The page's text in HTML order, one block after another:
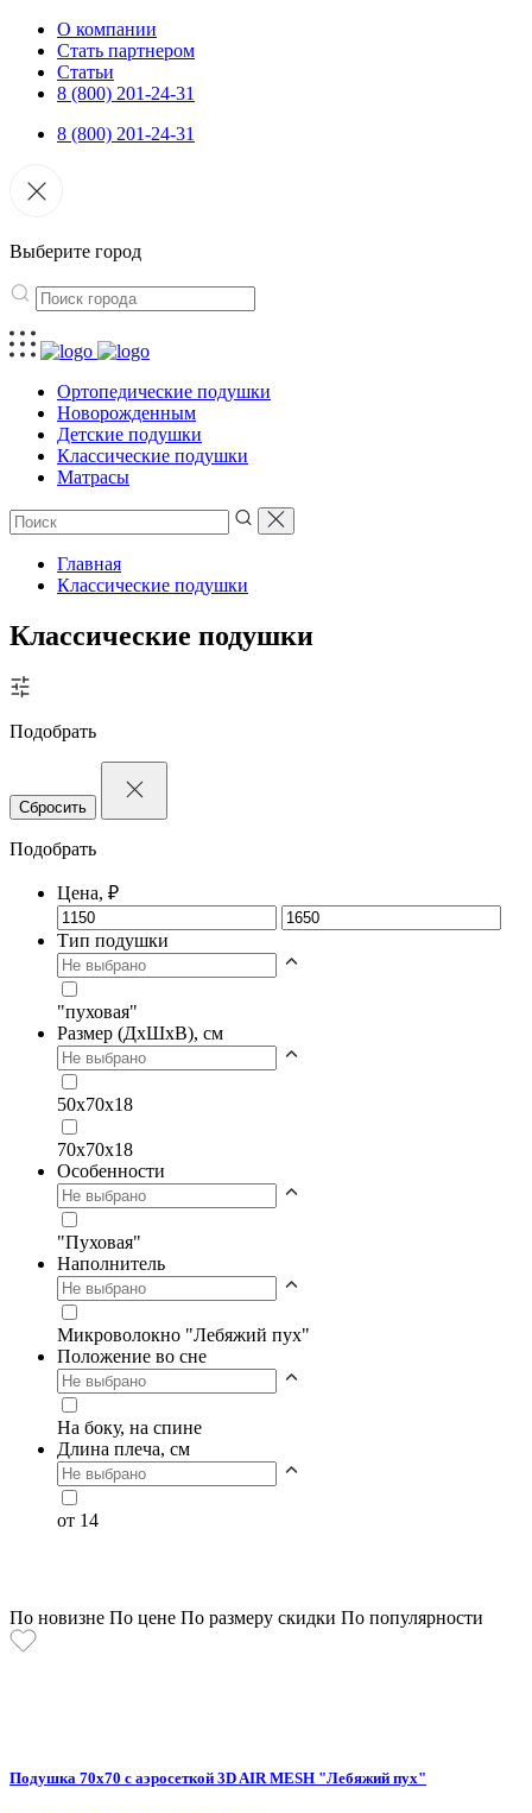
О компании
Стать партнером
Статьи
8 (800) 201-24-31
8 (800) 201-24-31
Выберите город
Ортопедические подушки
Новорожденным
Детские подушки
Классические подушки
Матрасы
Главная
Классические подушки
Классические подушки
Подобрать
Сбросить
Подобрать
Цена, ₽
Тип подушки
"пуховая"
Размер (ДxШхВ), см
50х70х18
70х70х18
Особенности
"Пуховая"
Наполнитель
Микроволокно "Лебяжий пух"
Положение во сне
На боку, на спине
Длина плеча, см
от 14
По новизне По цене По размеру скидки По популярности
Подушка 70х70 с аэросеткой 3D AIR MESH "Лебяжий пух"